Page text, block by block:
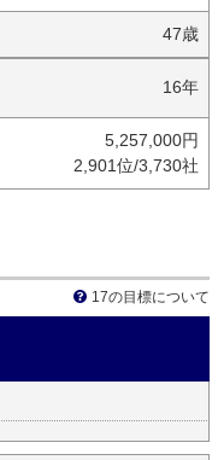
47歳
16年
5,257,000円
2,901位/3,730社
17の目標について